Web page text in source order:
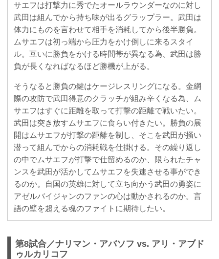
サエフは打撃力に秀でたオールラウンダーなのに対し
武田は組んでから持ち味が出るグラップラー。武田は
体力にものを言わせて相手を消耗してから後半勝負。
ムサエフは初っ端から圧力をかけ倒しに来るスタイ
ル。互いに勝負をかける時間帯が異なる為、武田は勝
負が長くなればなるほど勝機が上がる。
そうなると勝負の鍵はケージレスリングになる。金網
際の攻防で武田得意のクラッチが組み辛くなる為、ム
サエフはすぐに距離を取って打撃の距離で戦いたい。
武田は突き放すムサエフに食らい付きたい。勝負の展
開はムサエフが打撃の距離を制し、そこを武田が掻い
潜って組んでからの消耗戦を仕掛ける。その繰り返し
の中でムサエフが打撃で仕留めるのか、限られたチャ
ンスを武田が活かしてムサエフを失速させる事ができ
るのか。自国の英雄に対して立ち向かう武田の勇姿に
アゼルバイジャンのファンの心は動かされるのか。言
語の壁を超える魂のファイトに期待したい。
第8試合／ナリマン・アバソフ vs. アリ・アブド
ゥルカリコフ